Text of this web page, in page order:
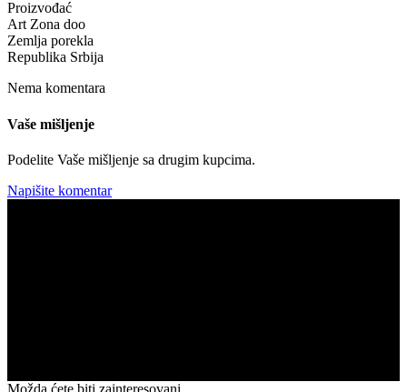
Proizvođać
Art Zona doo
Zemlja porekla
Republika Srbija
Nema komentara
Vaše mišljenje
Podelite Vaše mišljenje sa drugim kupcima.
Napišite komentar
Možda ćete biti zainteresovani